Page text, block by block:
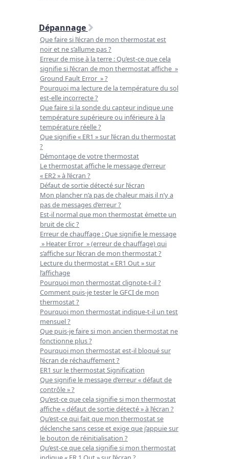
Dépannage
Que faire si l’écran de mon thermostat est
noir et ne s’allume pas ?
Erreur de mise à la terre : Qu’est-ce que cela
signifie si l’écran de mon thermostat affiche »
Ground Fault Error » ?
Pourquoi ma lecture de la température du sol
est-elle incorrecte ?
Que faire si la sonde du capteur indique une
température supérieure ou inférieure à la
température réelle ?
Que signifie « ER1 » sur l’écran du thermostat
?
Démontage de votre thermostat
Le thermostat affiche le message d’erreur
« ER2 » à l’écran ?
Défaut de sortie détecté sur l’écran
Mon plancher n’a pas de chaleur mais il n’y a
pas de messages d’erreur ?
Est-il normal que mon thermostat émette un
bruit de clic ?
Erreur de chauffage : Que signifie le message
» Heater Error » (erreur de chauffage) qui
s’affiche sur l’écran de mon thermostat ?
Lecture du thermostat « ER1 Out » sur
l’affichage
Pourquoi mon thermostat clignote-t-il ?
Comment puis-je tester le GFCI de mon
thermostat ?
Pourquoi mon thermostat indique-t-il un test
mensuel ?
Que puis-je faire si mon ancien thermostat ne
fonctionne plus ?
Pourquoi mon thermostat est-il bloqué sur
l’écran de réchauffement ?
ER1 sur le thermostat Signification
Que signifie le message d’erreur « défaut de
contrôle » ?
Qu’est-ce que cela signifie si mon thermostat
affiche « défaut de sortie détecté » à l’écran ?
Qu’est-ce qui fait que mon thermostat se
déclenche sans cesse et exige que j’appuie sur
le bouton de réinitialisation ?
Qu’est-ce que cela signifie si mon thermostat